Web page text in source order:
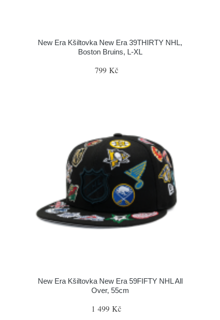
New Era Kšiltovka New Era 39THIRTY NHL,
Boston Bruins, L-XL
799 Kč
New Era Kšiltovka New Era 59FIFTY NHL All
Over, 55cm
1 499 Kč